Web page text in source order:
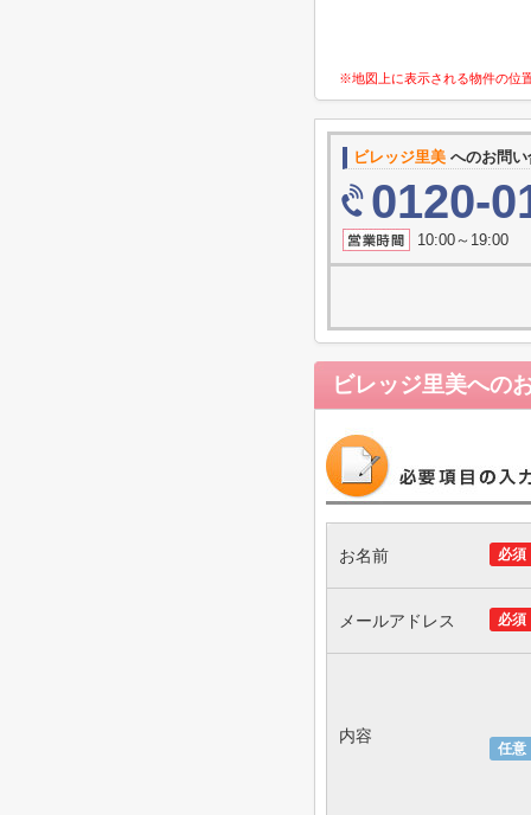
※地図上に表示される物件の位
ビレッジ里美 へのお問
0120-
10:00～19:00
ビレッジ里美への
必須
お名前
必須
メールアドレス
任意
内容